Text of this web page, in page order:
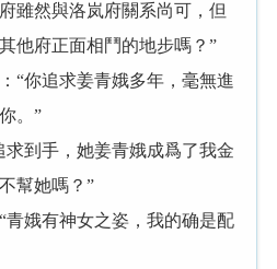
雖然與洛岚府關系尚可，但
他府正面相鬥的地步嗎？”
你追求姜青娥多年，毫無進
。”
到手，她姜青娥成爲了我金
幫她嗎？”
娥有神女之姿，我的确是配